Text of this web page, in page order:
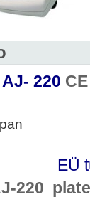
220
EÜ
220